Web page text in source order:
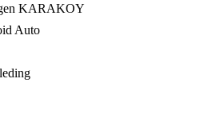
KARAKOY
Auto